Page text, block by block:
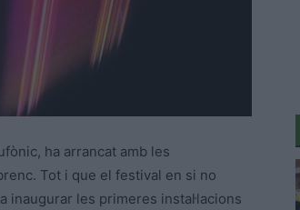
ha arrancat amb les
Tot i que el festival en si no
inaugurar les primeres instal·lacions